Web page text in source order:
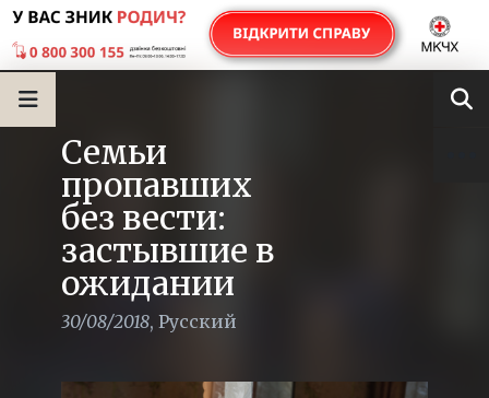
Семьи
пропавших
без вести:
застывшие в
ожидании
30/08/2018, Русский